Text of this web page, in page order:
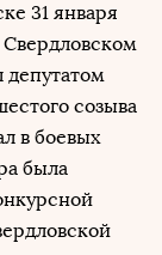
31 января
созыва
в боевых
была